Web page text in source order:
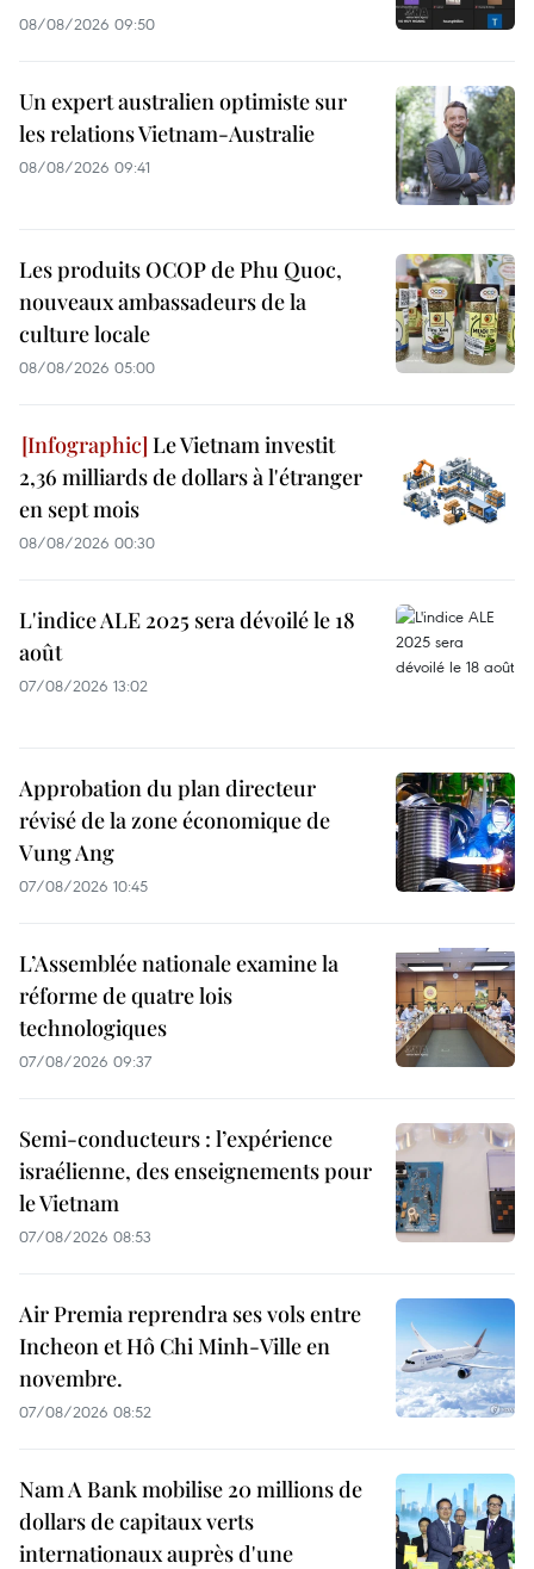
08/08/2026 09:50
Un expert australien optimiste sur
les relations Vietnam-Australie
08/08/2026 09:41
Les produits OCOP de Phu Quoc,
nouveaux ambassadeurs de la
culture locale
08/08/2026 05:00
Le Vietnam investit
2,36 milliards de dollars à l'étranger
en sept mois
08/08/2026 00:30
L'indice ALE 2025 sera dévoilé le 18
août
07/08/2026 13:02
Approbation du plan directeur
révisé de la zone économique de
Vung Ang
07/08/2026 10:45
L’Assemblée nationale examine la
réforme de quatre lois
technologiques
07/08/2026 09:37
Semi-conducteurs : l’expérience
israélienne, des enseignements pour
le Vietnam
07/08/2026 08:53
Air Premia reprendra ses vols entre
Incheon et Hô Chi Minh-Ville en
novembre.
07/08/2026 08:52
Nam A Bank mobilise 20 millions de
dollars de capitaux verts
internationaux auprès d'une